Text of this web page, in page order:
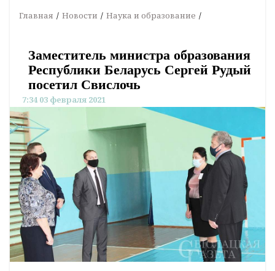
Главная Новости Наука и образование
Заместитель министра образования
Республики Беларусь Сергей Рудый
посетил Свислочь
7:34 03 февраля 2021